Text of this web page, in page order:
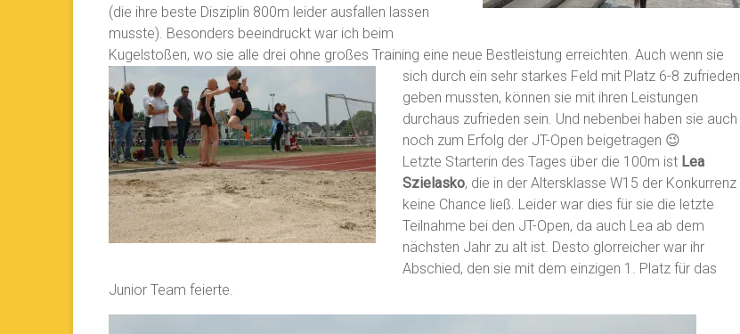
(die ihre beste Disziplin 800m leider ausfallen lassen
musste). Besonders beeindruckt war ich beim
Kugelstoßen, wo sie alle drei ohne großes Training eine neue Bestleistung erreichten. Auch wenn sie
sich durch ein sehr starkes Feld mit Platz 6-8 zufrieden
geben mussten, können sie mit ihren Leistungen
durchaus zufrieden sein. Und nebenbei haben sie auch
noch zum Erfolg der JT-Open beigetragen 😉
Letzte Starterin des Tages über die 100m ist Lea
Szielasko, die in der Altersklasse W15 der Konkurrenz
keine Chance ließ. Leider war dies für sie die letzte
Teilnahme bei den JT-Open, da auch Lea ab dem
nächsten Jahr zu alt ist. Desto glorreicher war ihr
Abschied, den sie mit dem einzigen 1. Platz für das
Junior Team feierte.